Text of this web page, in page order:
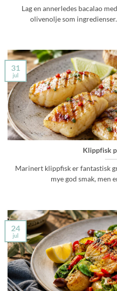
Lag en annerledes bacalao
olivenolje som
Klippfisk
Marinert klippfisk er fantastisk
mye god smak, men
31
jul
24
jul